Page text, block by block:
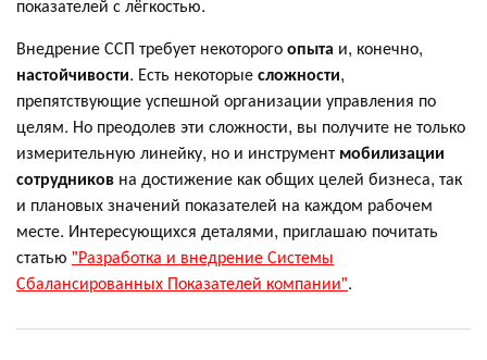
Внедрение ССП требует некоторогоопыта и, конечно,
настойчивости. Есть некоторыесложности,
препятствующие успешной организации управления по
целям. Но преодолев эти сложности, вы получите не только
измерительную линейку, но и инструмент мобилизации
сотрудников на достижение как общих целей бизнеса, так
и плановых значений показателей на каждом рабочем
месте. Интересующихся деталями, приглашаю почитать
статью "Разработка и внедрение Системы
Сбалансированных Показателей компании".